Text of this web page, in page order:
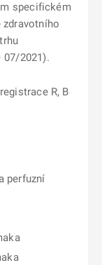
specifickém
zdravotního
07/2021).
R, B
perfuzní